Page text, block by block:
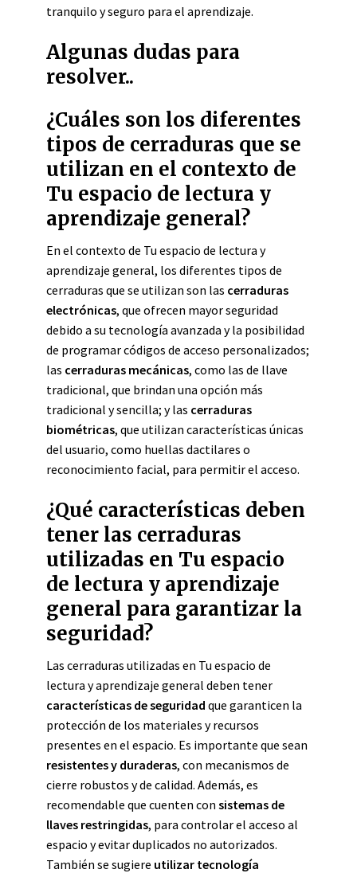
tranquilo y seguro para el aprendizaje.
Algunas dudas para
resolver..
¿Cuáles son los diferentes
tipos de cerraduras que se
utilizan en el contexto de
Tu espacio de lectura y
aprendizaje general?
En el contexto de Tu espacio de lectura y
aprendizaje general, los diferentes tipos de
cerraduras que se utilizan son las cerraduras
electrónicas, que ofrecen mayor seguridad
debido a su tecnología avanzada y la posibilidad
de programar códigos de acceso personalizados;
las cerraduras mecánicas, como las de llave
tradicional, que brindan una opción más
tradicional y sencilla; y las cerraduras
biométricas, que utilizan características únicas
del usuario, como huellas dactilares o
reconocimiento facial, para permitir el acceso.
¿Qué características deben
tener las cerraduras
utilizadas en Tu espacio
de lectura y aprendizaje
general para garantizar la
seguridad?
Las cerraduras utilizadas en Tu espacio de
lectura y aprendizaje general deben tener
características de seguridad que garanticen la
protección de los materiales y recursos
presentes en el espacio. Es importante que sean
resistentes y duraderas, con mecanismos de
cierre robustos y de calidad. Además, es
recomendable que cuenten con sistemas de
llaves restringidas, para controlar el acceso al
espacio y evitar duplicados no autorizados.
También se sugiere utilizar tecnología